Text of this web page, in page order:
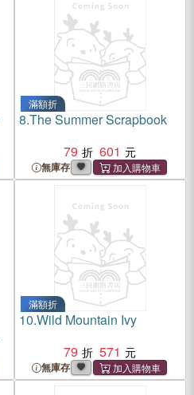
滿額折
8.The Summer Scrapbook
79
601
無庫存
滿額折
10.Wild Mountain Ivy
79
571
無庫存